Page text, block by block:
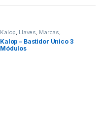
Kalop, Llaves, Marcas,
Seguridad
Kalop – Bastidor Único 3
Módulos